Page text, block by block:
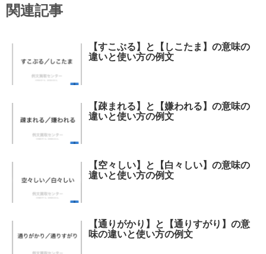
関連記事
【すこぶる】と【しこたま】の意味の
違いと使い方の例文
【疎まれる】と【嫌われる】の意味の
違いと使い方の例文
【空々しい】と【白々しい】の意味の
違いと使い方の例文
【通りがかり】と【通りすがり】の意
味の違いと使い方の例文